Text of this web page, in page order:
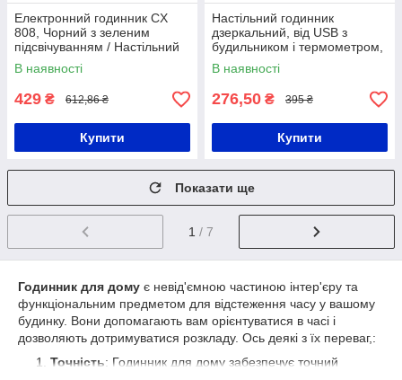
Електронний годинник CX
808, Чорний з зеленим
підсвічуванням / Настільний
годинник з будильником,
календарем та термометром
В наявності
429 ₴ 612,86 ₴
Купити
Настільний годинник
дзеркальний, від USB з
будильником і термометром,
VST-897-4, Зелений /
Електронний LED годинник
В наявності
276,50 ₴ 395 ₴
Купити
Показати ще
1 / 7
Годинник для дому є невід'ємною частиною інтер'єру та
функціональним предметом для відстеження часу у вашому
будинку. Вони допомагають вам орієнтуватися в часі і
дозволяють дотримуватися розкладу. Ось деякі з їх переваг,:
Точність: Годинник для дому забезпечує точний